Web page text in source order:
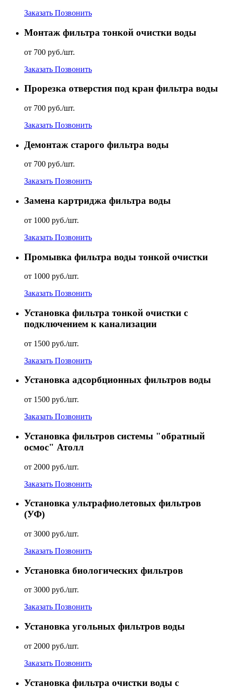
Заказать Позвонить
Монтаж фильтра тонкой очистки воды
от 700 руб./шт.
Заказать Позвонить
Прорезка отверстия под кран фильтра воды
от 700 руб./шт.
Заказать Позвонить
Демонтаж старого фильтра воды
от 700 руб./шт.
Заказать Позвонить
Замена картриджа фильтра воды
от 1000 руб./шт.
Заказать Позвонить
Промывка фильтра воды тонкой очистки
от 1000 руб./шт.
Заказать Позвонить
Установка фильтра тонкой очистки с
подключением к канализации
от 1500 руб./шт.
Заказать Позвонить
Установка адсорбционных фильтров воды
от 1500 руб./шт.
Заказать Позвонить
Установка фильтров системы "обратный
осмос" Атолл
от 2000 руб./шт.
Заказать Позвонить
Установка ультрафиолетовых фильтров
(УФ)
от 3000 руб./шт.
Заказать Позвонить
Установка биологических фильтров
от 3000 руб./шт.
Заказать Позвонить
Установка угольных фильтров воды
от 2000 руб./шт.
Заказать Позвонить
Установка фильтра очистки воды с